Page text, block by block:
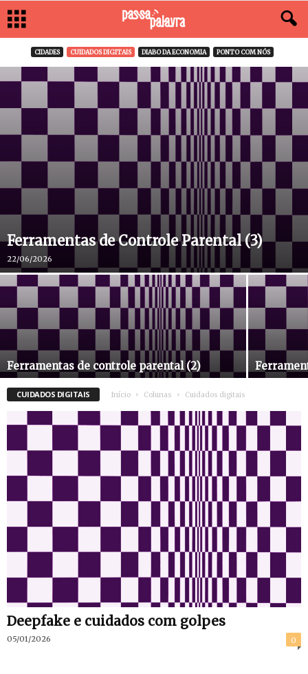
CIDADES CUIDADOS DIGITAIS DIABO DA ECONOMIA PONTO COM NÓS
Ferramentas de Controle Parental (3)
22/06/2026
Ferramentas de controle parental (2)
CUIDADOS DIGITAIS Início Colunas Cuidados digitais
Deepfake e cuidados com golpes
05/01/2026 0